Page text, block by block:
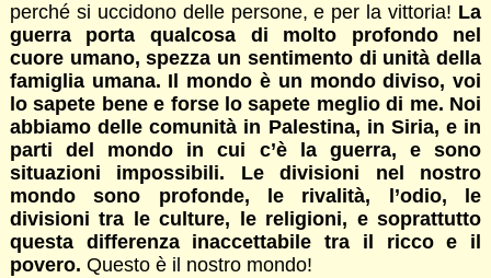
perché si uccidono delle persone, e per la vittoria! La
guerra porta qualcosa di molto profondo nel
cuore umano, spezza un sentimento di unità della
famiglia umana. Il mondo è un mondo diviso, voi
lo sapete bene e forse lo sapete meglio di me. Noi
abbiamo delle comunità in Palestina, in Siria, e in
parti del mondo in cui c’è la guerra, e sono
situazioni impossibili. Le divisioni nel nostro
mondo sono profonde, le rivalità, l’odio, le
divisioni tra le culture, le religioni, e soprattutto
questa differenza inaccettabile tra il ricco e il
povero. Questo è il nostro mondo!